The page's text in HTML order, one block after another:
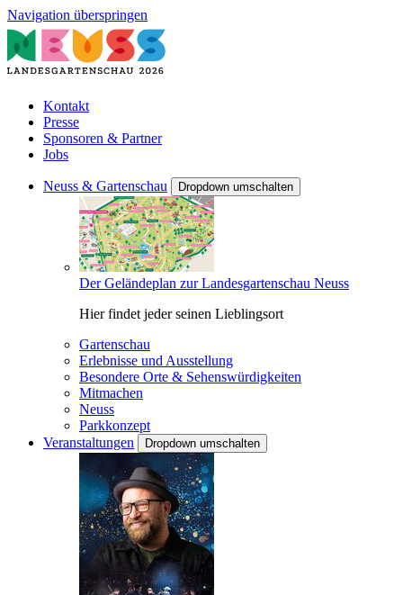
Navigation überspringen
Kontakt
Presse
Sponsoren & Partner
Jobs
Neuss & Gartenschau Dropdown umschalten
Der Geländeplan zur Landesgartenschau Neuss
Hier findet jeder seinen Lieblingsort
Gartenschau
Erlebnisse und Ausstellung
Besondere Orte & Sehenswürdigkeiten
Mitmachen
Neuss
Parkkonzept
Veranstaltungen
Dropdown umschalten